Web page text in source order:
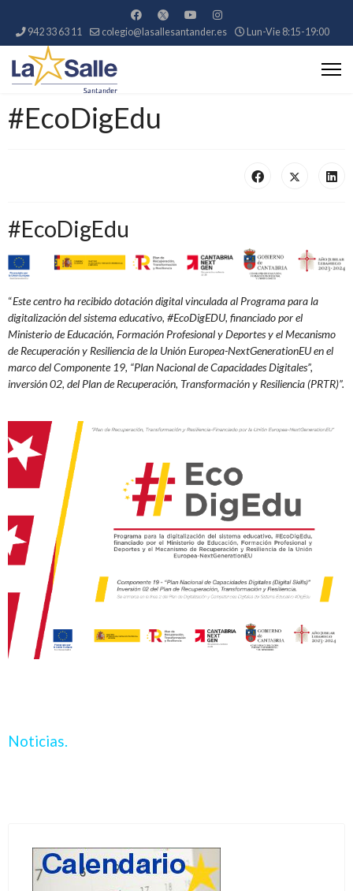
942 33 63 11 colegio@lasallesantander.es Lun-Vie 8:15-19:00
#EcoDigEdu
#EcoDigEdu
“Este centro ha recibido dotación digital vinculada al Programa para la
digitalización del sistema educativo, #EcoDigEDU, financiado por el
Ministerio de Educación, Formación Profesional y Deportes y el Mecanismo
de Recuperación y Resiliencia de la UniónEuropea-NextGenerationEU en el
marco del Componente 19, “Plan Nacional de Capacidades Digitales”,
inversión 02, del Plan de Recuperación, Transformación y Resiliencia (PRTR)”.
Noticias.